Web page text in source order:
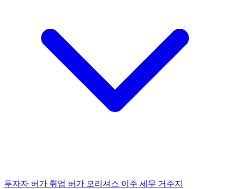
투자자 허가 취업 허가 모리셔스 이주 세무 거주지